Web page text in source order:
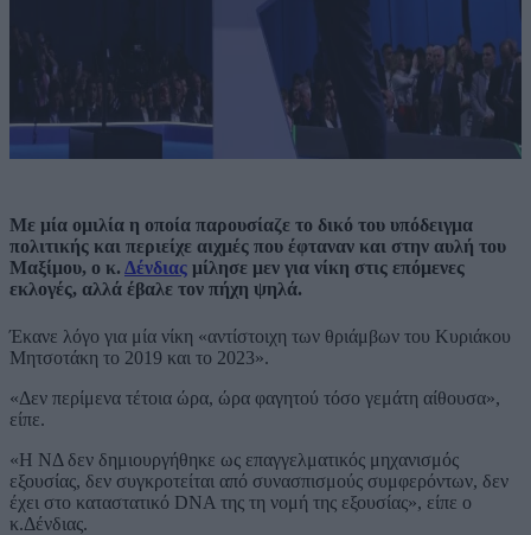
Με μία ομιλία η οποία παρουσίαζε το δικό του υπόδειγμα
πολιτικής και περιείχε αιχμές που έφταναν και στην αυλή του
Μαξίμου, ο κ. Δένδιας μίλησε μεν για νίκη στις επόμενες
εκλογές, αλλά έβαλε τον πήχη ψηλά.
Έκανε λόγο για μία νίκη «αντίστοιχη των θριάμβων του Κυριάκου
Μητσοτάκη το 2019 και το 2023».
«Δεν περίμενα τέτοια ώρα, ώρα φαγητού τόσο γεμάτη αίθουσα»,
είπε.
«Η ΝΔ δεν δημιουργήθηκε ως επαγγελματικός μηχανισμός
εξουσίας, δεν συγκροτείται από συνασπισμούς συμφερόντων, δεν
έχει στο καταστατικό DNA της τη νομή της εξουσίας», είπε ο
κ.Δένδιας.